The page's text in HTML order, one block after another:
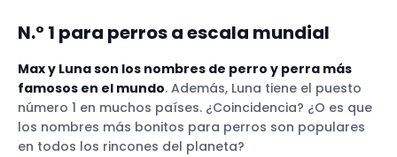
N.º 1 para perros a escala mundial
Max y Luna son los nombres de perro y perra más
famosos en el mundo. Además, Luna tiene el puesto
número 1 en muchos países. ¿Coincidencia? ¿O es que
los nombres más bonitos para perros son populares
en todos los rincones del planeta?